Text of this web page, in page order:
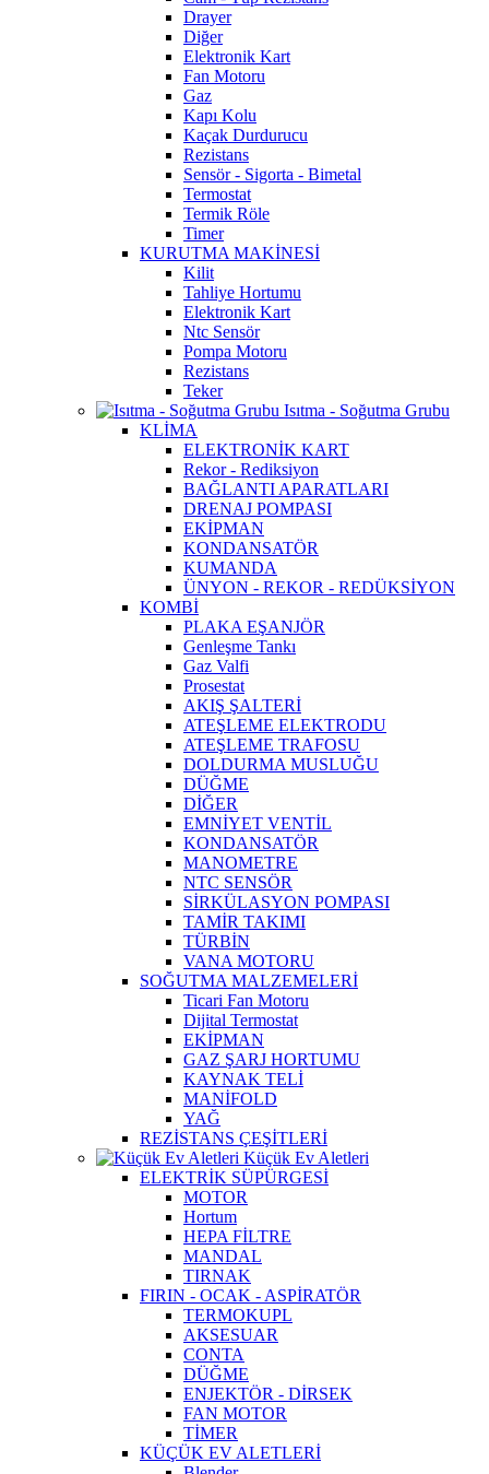
Drayer
Diğer
Elektronik Kart
Fan Motoru
Gaz
Kapı Kolu
Kaçak Durdurucu
Rezistans
Sensör - Sigorta - Bimetal
Termostat
Termik Röle
Timer
KURUTMA MAKİNESİ
Kilit
Tahliye Hortumu
Elektronik Kart
Ntc Sensör
Pompa Motoru
Rezistans
Teker
Isıtma - Soğutma Grubu
KLİMA
ELEKTRONİK KART
Rekor - Rediksiyon
BAĞLANTI APARATLARI
DRENAJ POMPASI
EKİPMAN
KONDANSATÖR
KUMANDA
ÜNYON - REKOR - REDÜKSİYON
KOMBİ
PLAKA EŞANJÖR
Genleşme Tankı
Gaz Valfi
Prosestat
AKIŞ ŞALTERİ
ATEŞLEME ELEKTRODU
ATEŞLEME TRAFOSU
DOLDURMA MUSLUĞU
DÜĞME
DİĞER
EMNİYET VENTİL
KONDANSATÖR
MANOMETRE
NTC SENSÖR
SİRKÜLASYON POMPASI
TAMİR TAKIMI
TÜRBİN
VANA MOTORU
SOĞUTMA MALZEMELERİ
Ticari Fan Motoru
Dijital Termostat
EKİPMAN
GAZ ŞARJ HORTUMU
KAYNAK TELİ
MANİFOLD
YAĞ
REZİSTANS ÇEŞİTLERİ
Küçük Ev Aletleri
ELEKTRİK SÜPÜRGESİ
MOTOR
Hortum
HEPA FİLTRE
MANDAL
TIRNAK
FIRIN - OCAK - ASPİRATÖR
TERMOKUPL
AKSESUAR
CONTA
DÜĞME
ENJEKTÖR - DİRSEK
FAN MOTOR
TİMER
KÜÇÜK EV ALETLERİ